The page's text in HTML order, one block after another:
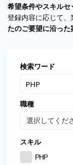
希望条件やスキルセ
登録内容に応じて、
たのご要望に沿った
検索ワード
職種
選択してくだ
スキル
PHP